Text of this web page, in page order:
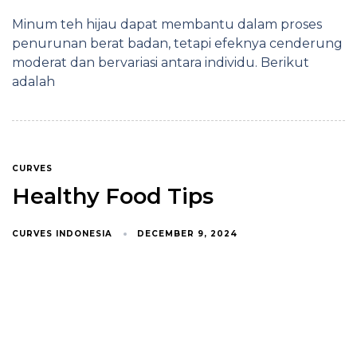
Minum teh hijau dapat membantu dalam proses
penurunan berat badan, tetapi efeknya cenderung
moderat dan bervariasi antara individu. Berikut
adalah
CURVES
Healthy Food Tips
CURVES INDONESIA DECEMBER 9, 2024